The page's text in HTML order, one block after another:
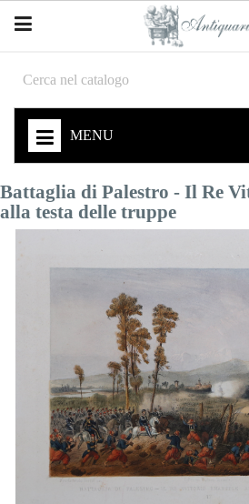
MENU
Battaglia di Palestro - Il Re
alla testa delle truppe